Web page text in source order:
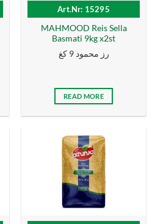
Art.Nr: 15295
MAHMOOD Reis Sella
Basmati 9kg x2st
رز محمود 9 كغ
READ MORE